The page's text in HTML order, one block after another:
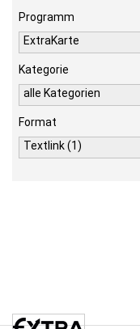
Programm
ExtraKarte
Kategorie
alle Kategorien
Format
Textlink (1)